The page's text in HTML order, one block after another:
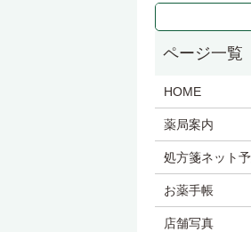
HOME
薬局案内
処方箋ネット
お薬手帳
店舗写真